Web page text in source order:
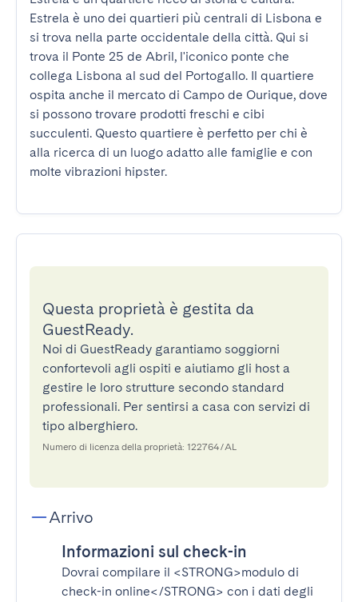
Estrela è uno dei quartieri più centrali di Lisbona e
si trova nella parte occidentale della città. Qui si
trova il Ponte 25 de Abril, l'iconico ponte che
collega Lisbona al sud del Portogallo. Il quartiere
ospita anche il mercato di Campo de Ourique, dove
si possono trovare prodotti freschi e cibi
succulenti. Questo quartiere è perfetto per chi è
alla ricerca di un luogo adatto alle famiglie e con
molte vibrazioni hipster.
Questa proprietà è gestita da
GuestReady.
Noi di GuestReady garantiamo soggiorni
confortevoli agli ospiti e aiutiamo gli host a
gestire le loro strutture secondo standard
professionali. Per sentirsi a casa con servizi di
tipo alberghiero.
Numero di licenza della proprietà: 122764/AL
Arrivo
Informazioni sul check-in
Dovrai compilare il <STRONG>modulo di
check-in online</STRONG> con i dati degli